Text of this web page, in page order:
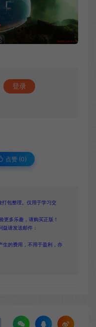
登录
点赞 (0)
包整理。仅用于学习交
更多乐趣，请购买正版！
益请发送邮件：
生的费用，不用于盈利，亦